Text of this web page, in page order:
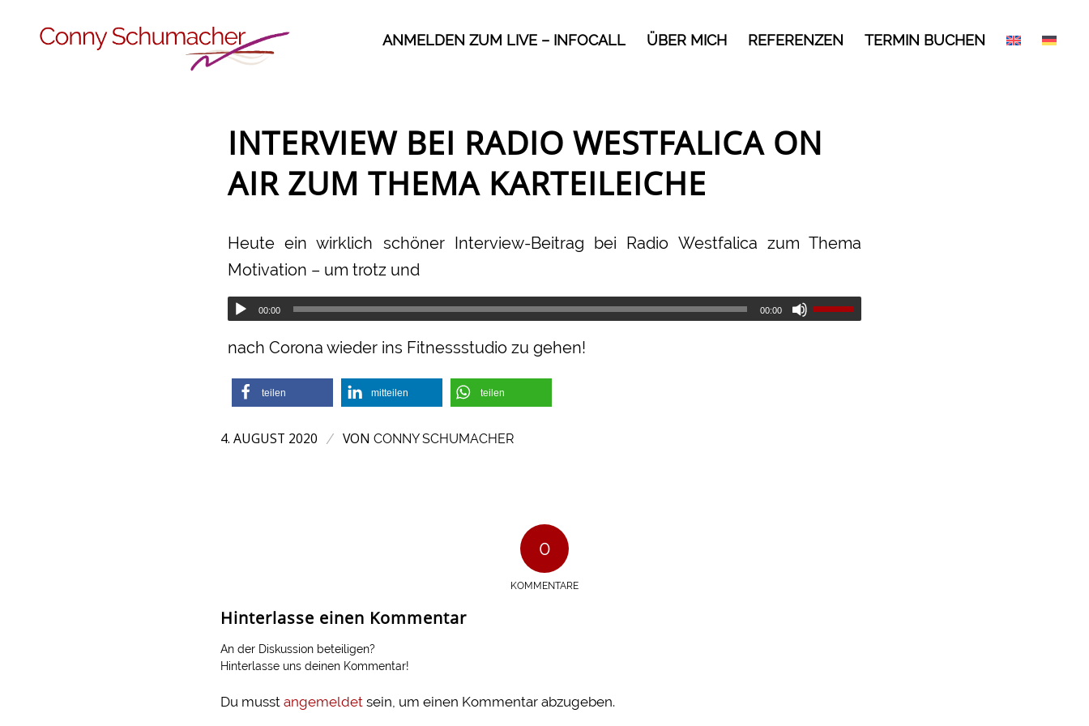
ANMELDEN ZUM LIVE – INFOCALL ÜBER MICH REFERENZEN TERMIN BUCHEN
INTERVIEW BEI RADIO WESTFALICA ON
AIR ZUM THEMA KARTEILEICHE
Heute ein wirklich schöner Interview-Beitrag bei Radio Westfalica zum Thema
Motivation – um trotz und
00:00 00:00
nach Corona wieder ins Fitnessstudio zu gehen!
teilen mitteilen teilen
4. AUGUST 2020 / VON CONNY SCHUMACHER
0
KOMMENTARE
Hinterlasse einen Kommentar
An der Diskussion beteiligen?
Hinterlasse uns deinen Kommentar!
Du musst angemeldet sein, um einen Kommentar abzugeben.